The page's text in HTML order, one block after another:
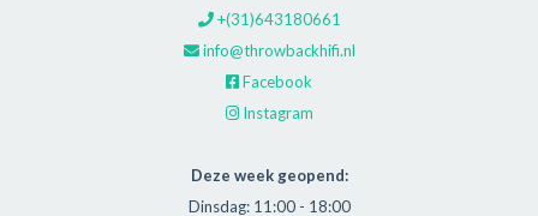
+(31)643180661
info@throwbackhifi.nl
Facebook
Instagram
Deze week geopend:
Dinsdag: 11:00 - 18:00